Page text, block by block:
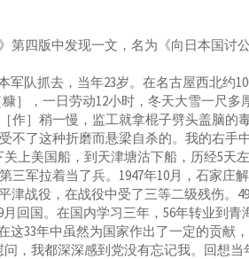
四版中发现一文，名为《向日本国讨
队抓去，当年23岁。在名古屋西北约
］，一日劳动12小时，冬天大雪一尺
作］稍一慢，监工就拿棍子劈头盖脑的
不了这种折磨而悬梁自杀的。我的右手
上美国船，到天津塘沽下船，历经5天
军拉着当了兵。1947年10月，石家庄
战役，在战役中受了三等二级残伤。
回国。在国内学习三年，56年转业到青
33年中虽然为国家作出了一定的贡献
，我都深深感到党没有忘记我。回想当